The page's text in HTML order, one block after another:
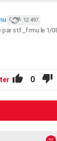
12 497
par stf_frmu le 1/
0